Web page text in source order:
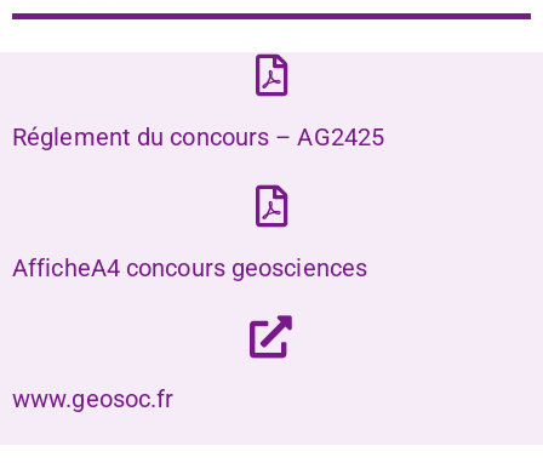
Réglement du concours – AG2425
AfficheA4 concours geosciences
www.geosoc.fr